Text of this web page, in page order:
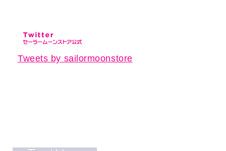
Tweets by sailormoonstore